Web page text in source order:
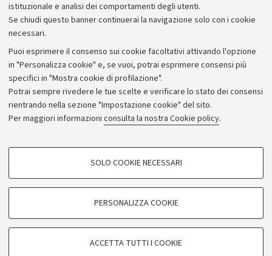
istituzionale e analisi dei comportamenti degli utenti.
Se chiudi questo banner continuerai la navigazione solo con i cookie
necessari.
Puoi esprimere il consenso sui cookie facoltativi attivando l'opzione
in "Personalizza cookie" e, se vuoi, potrai esprimere consensi più
specifici in "Mostra cookie di profilazione".
Potrai sempre rivedere le tue scelte e verificare lo stato dei consensi
rientrando nella sezione "Impostazione cookie" del sito.
Per maggiori informazioni consulta la nostra Cookie policy.
COOKIE DI PROFILAZIONE - FACOLTATIVI
COOKIE TECNICI - NECESSARI
SOLO COOKIE NECESSARI
PERSONALIZZA COOKIE
ACCETTA TUTTI I COOKIE
Donazioni e 5x1000
Bandi, gare e concorsi
Albo online
Amministrazione trasparente
Atti di notifica
Informazioni sul sito e accessibilità
Dichiarazione di accessibilità
Privacy e note legali
Impostazioni Cookie
©Copyright 2026 - ALMA MATER STUDIORUM - Università di
Bologna - Via Zamboni,33 - 40126Bologna - PI: